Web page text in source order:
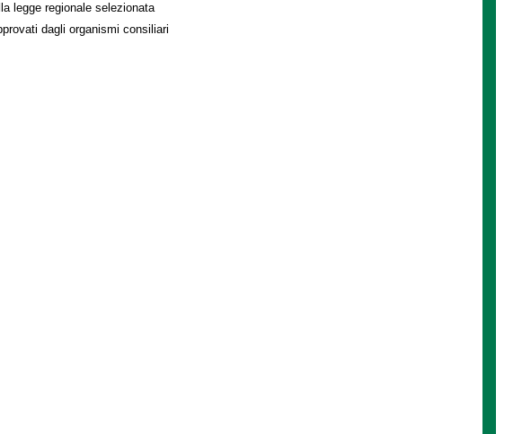
legge regionale selezionata
dagli organismi consiliari